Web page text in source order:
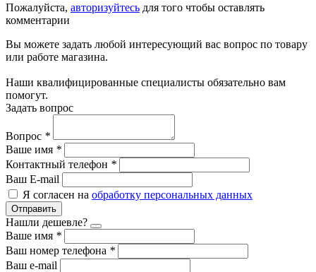
Пожалуйста, авторизуйтесь для того чтобы оставлять
комментарии
Вы можете задать любой интересующий вас вопрос по товару
или работе магазина.
Наши квалифицированные специалисты обязательно вам
помогут.
Задать вопрос
Вопрос *
Ваше имя *
Контактный телефон *
Ваш E-mail
Я согласен на обработку персональных данных
Отправить
Нашли дешевле?
Ваше имя *
Ваш номер телефона *
Ваш e-mail